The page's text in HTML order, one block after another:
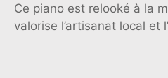
Ce piano est relooké à la
valorise l’artisanat local et